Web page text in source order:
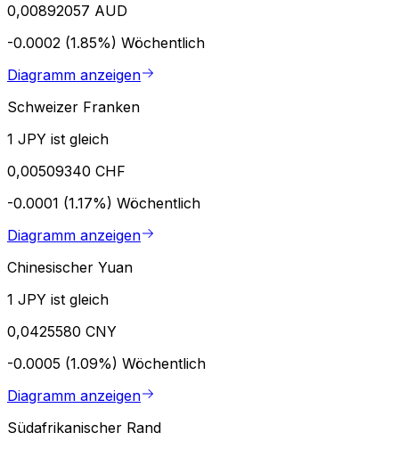
0,00892057 AUD
-0.0002 (1.85%) Wöchentlich
Diagramm anzeigen
Schweizer Franken
1 JPY ist gleich
0,00509340 CHF
-0.0001 (1.17%) Wöchentlich
Diagramm anzeigen
Chinesischer Yuan
1 JPY ist gleich
0,0425580 CNY
-0.0005 (1.09%) Wöchentlich
Diagramm anzeigen
Südafrikanischer Rand